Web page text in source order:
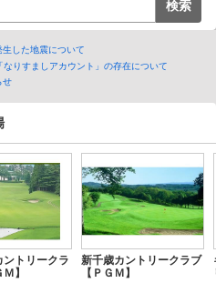
した地震について
りすましアカウント」の存在について
せ
ントリークラ
】
新千歳カントリークラブ
【ＰＧＭ】